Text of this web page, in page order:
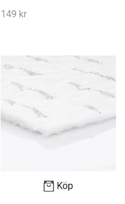
149 kr
Köp